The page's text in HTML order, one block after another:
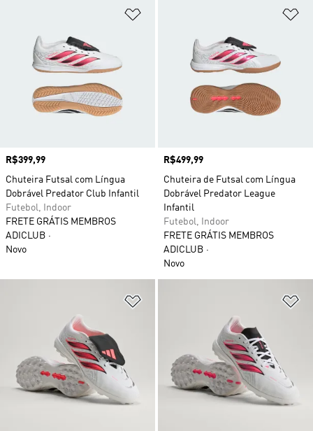
Preço
R$399,99
Chuteira Futsal com Língua
Dobrável Predator Club Infantil
Futebol, Indoor
FRETE GRÁTIS MEMBROS
ADICLUB
Novo
Preço
R$499,99
Chuteira de Futsal com Língua
Dobrável Predator League
Infantil
Futebol, Indoor
FRETE GRÁTIS MEMBROS
ADICLUB
Novo
Adicionar à Lista de Desejos